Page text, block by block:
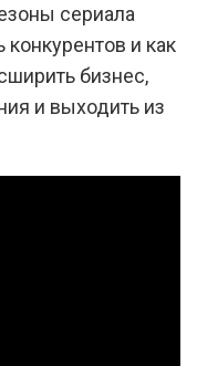
сериала
конкурентов и как
бизнес,
и выходить из